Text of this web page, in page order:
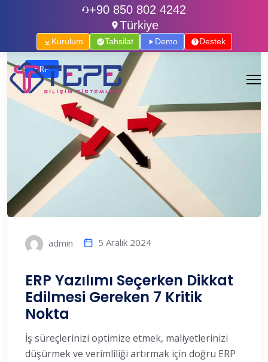
+90 850 802 4242
Türkiye
Kurulum Tahsilat Demo Destek
ERP
admin 5 Aralık 2024
ERP Yazılımı Seçerken Dikkat
Edilmesi Gereken 7 Kritik
Nokta
İş süreçlerinizi optimize etmek, maliyetlerinizi
düşürmek ve verimliliği artırmak için doğru ERP